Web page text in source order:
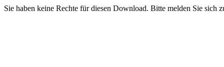
Sie haben keine Rechte für diesen Download. Bitte melden Sie sich